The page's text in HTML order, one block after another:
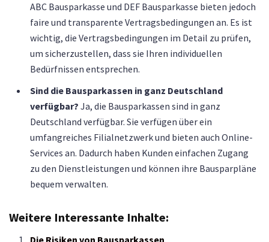
ABC Bausparkasse und DEF Bausparkasse bieten jedoch
faire und transparente Vertragsbedingungen an. Es ist
wichtig, die Vertragsbedingungen im Detail zu prüfen,
um sicherzustellen, dass sie Ihren individuellen
Bedürfnissen entsprechen.
Sind die Bausparkassen in ganz Deutschland
verfügbar? Ja, die Bausparkassen sind in ganz
Deutschland verfügbar. Sie verfügen über ein
umfangreiches Filialnetzwerk und bieten auch Online-
Services an. Dadurch haben Kunden einfachen Zugang
zu den Dienstleistungen und können ihre Bausparpläne
bequem verwalten.
Weitere Interessante Inhalte:
Die Risiken von Bausparkassen